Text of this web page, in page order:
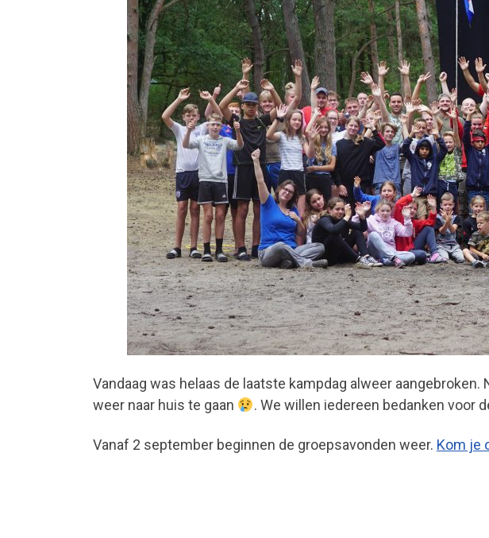
Vandaag was helaas de laatste kampdag alweer
weer naar huis te gaan
. We willen iedereen bedanken voor
Vanaf 2 september beginnen de groepsavonden weer. Kom je